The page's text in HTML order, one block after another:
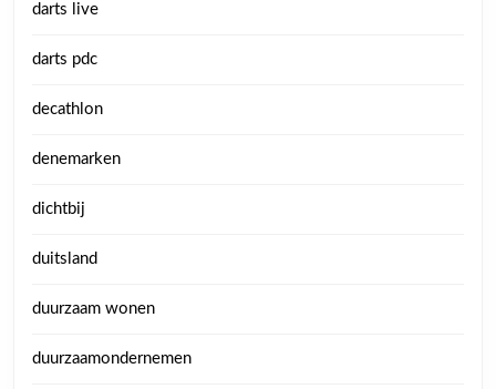
darts live
darts pdc
decathlon
denemarken
dichtbij
duitsland
duurzaam wonen
duurzaamondernemen